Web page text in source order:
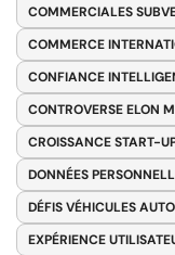
COMMERCIALES
COMMERCE
CONFIANCE
CONTROVERSE ELON
CROISSANCE START-
DONNÉES
DÉFIS VÉHICULES
EXPÉRIENCE